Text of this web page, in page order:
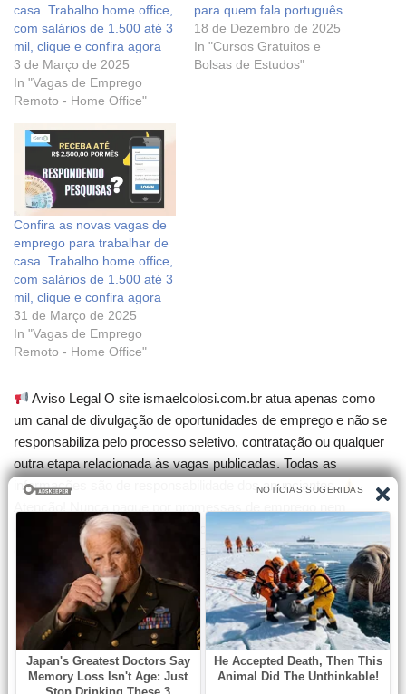
casa. Trabalho home office,
com salários de 1.500 até 3
mil, clique e confira agora
3 de Março de 2025
In "Vagas de Emprego
Remoto - Home Office"
para quem fala português
18 de Dezembro de 2025
In "Cursos Gratuitos e
Bolsas de Estudos"
Confira as novas vagas de
emprego para trabalhar de
casa. Trabalho home office,
com salários de 1.500 até 3
mil, clique e confira agora
31 de Março de 2025
In "Vagas de Emprego
Remoto - Home Office"
Aviso Legal O site ismaelcolosi.com.br atua apenas como
um canal de divulgação de oportunidades de emprego e não se
responsabiliza pelo processo seletivo, contratação ou qualquer
outra etapa relacionada às vagas publicadas. Todas as
informações são de responsabilidade dos anunciantes.
compre cursos que garantam contratação. Desconfie de
qualquer cobrança para participar de seleções.